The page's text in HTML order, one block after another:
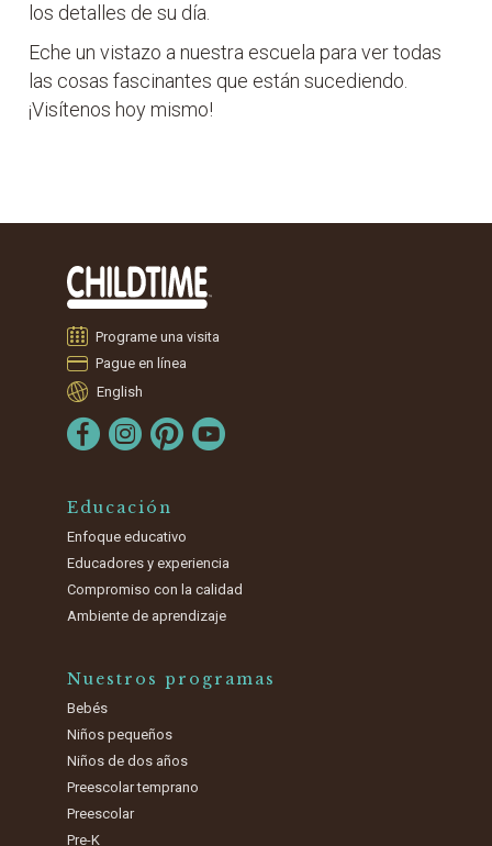
los detalles de su día.
Eche un vistazo a nuestra escuela para ver todas
las cosas fascinantes que están sucediendo.
¡Visítenos hoy mismo!
Programe una visita
Pague en línea
English
Educación
Enfoque educativo
Educadores y experiencia
Compromiso con la calidad
Ambiente de aprendizaje
Nuestros programas
Bebés
Niños pequeños
Niños de dos años
Preescolar temprano
Preescolar
Pre-K